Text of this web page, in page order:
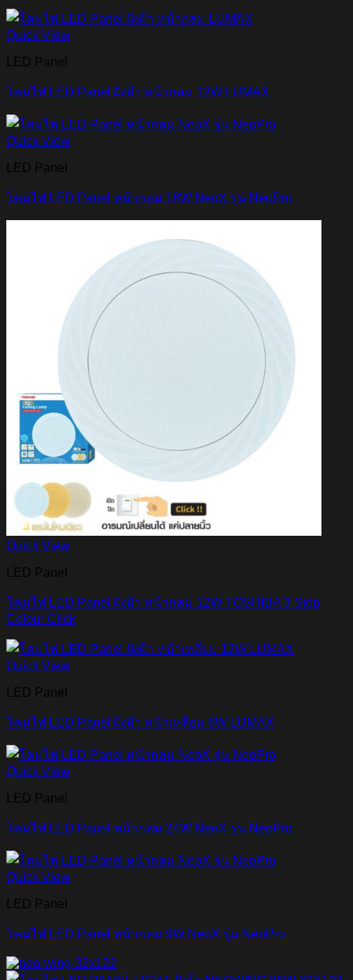
Quick View
LED Panel
โคมไฟ LED Panel ฝังฝ้า หน้ากลม 12W LUMAX
Quick View
LED Panel
โคมไฟ LED Panel หน้ากลม 18W NeoX รุ่น NeoPro
Quick View
LED Panel
โคมไฟ LED Panel ฝังฝ้า หน้ากลม 12W TOSHIBA 3 Step
Colour Click
Quick View
LED Panel
โคมไฟ LED Panel ฝังฝ้า หน้าเหลี่ยม 6W LUMAX
Quick View
LED Panel
โคมไฟ LED Panel หน้ากลม 24W NeoX รุ่น NeoPro
Quick View
LED Panel
โคมไฟ LED Panel หน้ากลม 9W NeoX รุ่น NeoPro